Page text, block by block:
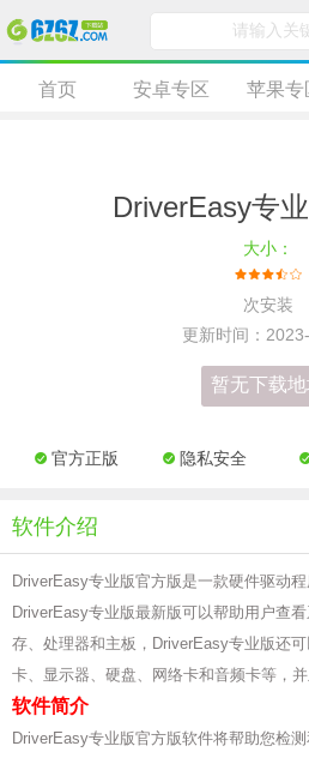
首页 安卓专区 苹果专
DriverEasy专
大小：
次安装
更新时间：
暂无下载
官方正版 隐私安全
软件介绍
DriverEasy专业版官方版是一款硬件驱动程
DriverEasy专业版最新版可以帮助用户查
存、处理器和主板，DriverEasy专业版还
卡、显示器、硬盘、网络卡和音频卡等，
软件简介
DriverEasy专业版官方版软件将帮助您检